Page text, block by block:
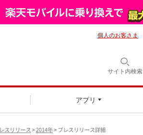
サイト内検索
アプリ
個人のお客さま
スリリース>2014年> プレスリリース詳細